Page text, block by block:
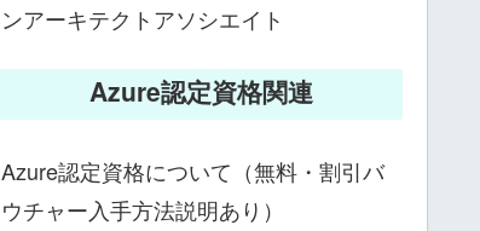
ンアーキテクトアソシエイト
Azure認定資格関連
Azure認定資格について（無料・割引バ
ウチャー入手方法説明あり）